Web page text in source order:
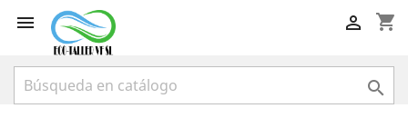
 shopping_cart

